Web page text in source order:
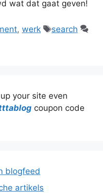
wat dat gaat geven!
, werk Tags
search
your site even
coupon code
blogfeed
artikels